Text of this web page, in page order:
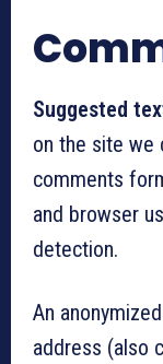
Suggested
on the site we
comments
and browser
detection.
An
address (also